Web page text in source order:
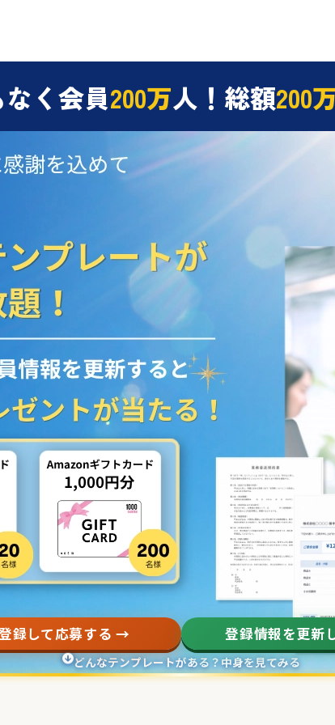
く会員200万人！総額200
録して応募する → 登録情報を更新
どんなテンプレートがある？中身を見てみる